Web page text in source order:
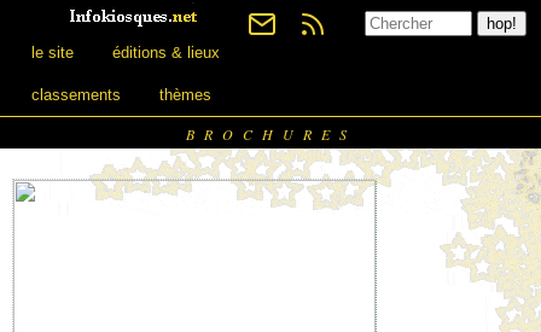
le site éditions & lieux
classements thèmes
BROCHURES